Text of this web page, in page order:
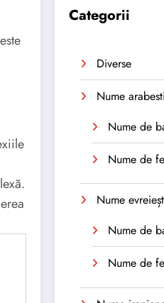
Categorii
Diverse
Nume arabesti
Nume de
Nume de
Nume
Nume de
Nume de